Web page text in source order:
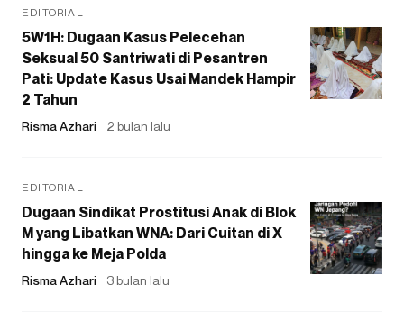
EDITORIAL
5W1H: Dugaan Kasus Pelecehan
Seksual 50 Santriwati di Pesantren
Pati: Update Kasus Usai Mandek Hampir
2 Tahun
Risma Azhari 2 bulan lalu
EDITORIAL
Dugaan Sindikat Prostitusi Anak di Blok
M yang Libatkan WNA: Dari Cuitan di X
hingga ke Meja Polda
Risma Azhari 3 bulan lalu